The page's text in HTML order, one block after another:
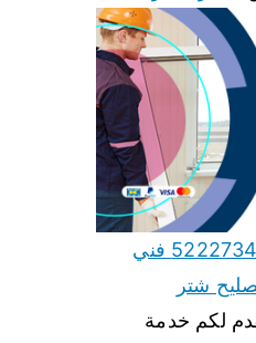
فني المنيوم السالمي 52227343 فني
شتر
لكم خدمة